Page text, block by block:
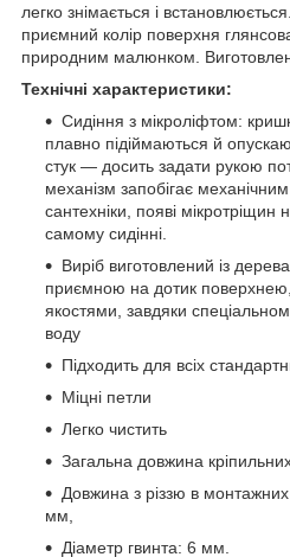
легко знімається і
приємний колір поверхня
природним малюнком.
Технічні характеристики:
Сидіння з мікроліфтом:
плавно підіймаються й
стук — досить задати рукою
механізм запобігає
сантехніки, появі мікротріщин
самому сидінні.
Виріб виготовлений із
приємною на дотик
якостями, завдяки
воду
Підходить для всіх
Міцні петли
Легко чистить
Загальна довжина
Довжина з різзю в
мм,
Діаметр гвинта: 6 мм.